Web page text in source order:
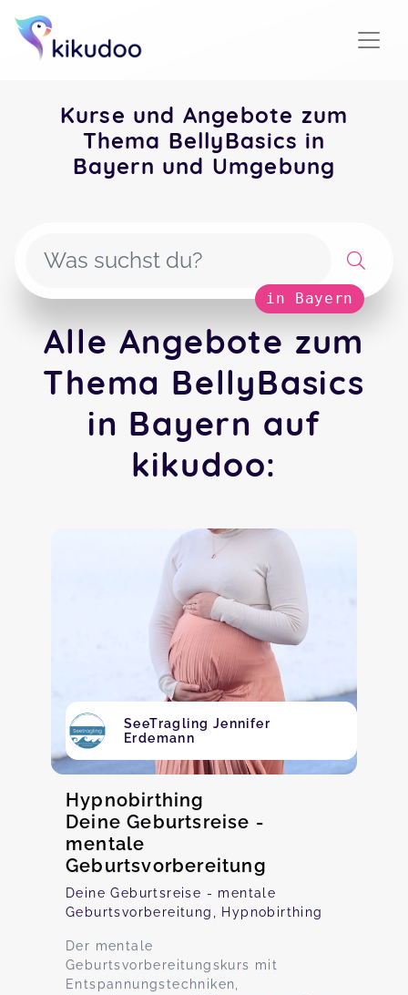
Kurse und Angebote zum
Thema BellyBasics in
Bayern und Umgebung
in Bayern
Alle Angebote zum
Thema BellyBasics
in Bayern auf
kikudoo:
SeeTragling Jennifer
Erdemann
Hypnobirthing
Deine Geburtsreise -
mentale
Geburtsvorbereitung
Deine Geburtsreise - mentale
Geburtsvorbereitung, Hypnobirthing
Der mentale
Geburtsvorbereitungskurs mit
Entspannungstechniken,